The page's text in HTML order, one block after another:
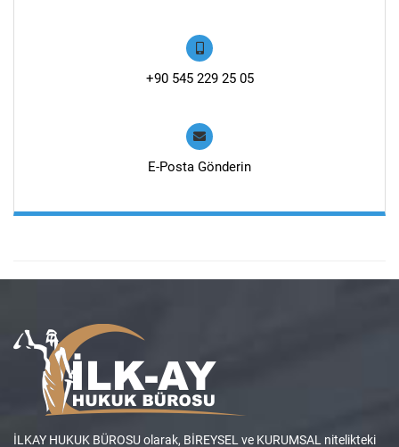
+90 545 229 25 05
E-Posta Gönderin
İLKAY HUKUK BÜROSU olarak, BİREYSEL ve KURUMSAL nitelikteki